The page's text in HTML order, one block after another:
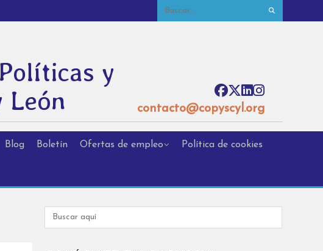
y
León
contacto@copyscyl.org
Blog Boletín Ofertas de empleo Política de cookies